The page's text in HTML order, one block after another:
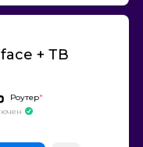
+ ТВ
Роутер*